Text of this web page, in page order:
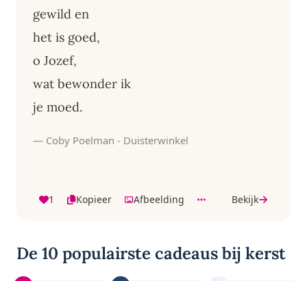
gewild en
het is goed,
o Jozef,
wat bewonder ik
je moed.
— Coby Poelman - Duisterwinkel
1 Kopieer Afbeelding Bekijk
De 10 populairste cadeaus bij kerst